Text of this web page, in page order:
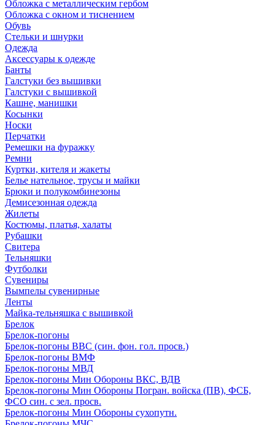
Обложка с металлическим гербом
Обложка с окном и тиснением
Обувь
Стельки и шнурки
Одежда
Аксессуары к одежде
Банты
Галстуки без вышивки
Галстуки с вышивкой
Кашне, манишки
Косынки
Носки
Перчатки
Ремешки на фуражку
Ремни
Куртки, кителя и жакеты
Белье нательное, трусы и майки
Брюки и полукомбинезоны
Демисезонная одежда
Жилеты
Костюмы, платья, халаты
Рубашки
Свитера
Тельняшки
Футболки
Сувениры
Вымпелы сувенирные
Ленты
Майка-тельняшка с вышивкой
Брелок
Брелок-погоны
Брелок-погоны ВВС (син. фон. гол. просв.)
Брелок-погоны ВМФ
Брелок-погоны МВД
Брелок-погоны Мин Обороны ВКС, ВДВ
Брелок-погоны Мин Обороны Погран. войска (ПВ), ФСБ,
ФСО син. с зел. просв.
Брелок-погоны Мин Обороны сухопутн.